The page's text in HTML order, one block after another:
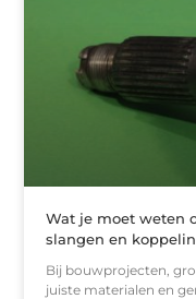
Wat je moet weten
slangen en
Bij bouwprojecten,
juiste materialen en